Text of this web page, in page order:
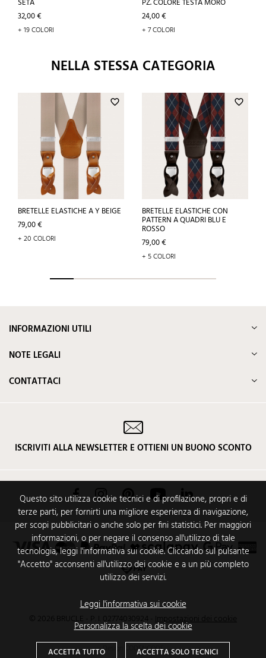
Prezzo
32,00 €
+ 19 COLORI
Prezzo
24,00 €
+ 7 COLORI
NELLA STESSA CATEGORIA
favorite_border
BRETELLE ELASTICHE A Y BEIGE
Prezzo
79,00 €
+ 20 COLORI
favorite_border
BRETELLE ELASTICHE CON
PATTERN A QUADRI BLU E
ROSSO
Prezzo
79,00 €
+ 5 COLORI
Questo sito utilizza cookie tecnici e di profilazione, propri e di
terze parti, per fornirti una migliore esperienza di navigazione,
per scopi pubblicitari o anche solo per fini statistici. Per maggiori
informazioni, o per negare il consenso all'utilizzo di tale
tecnologia, leggi l'informativa sui cookie. Cliccando sul pulsante
"Accetto" acconsenti all'utilizzo dei cookie e a un più completo
utilizzo dei servizi.
Leggi l'informativa sui cookie
Personalizza la scelta dei cookie
ACCETTA TUTTO ACCETTA SOLO TECNICI
INFORMAZIONI UTILI
NOTE LEGALI
CONTATTACI
ISCRIVITI ALLA NEWSLETTER E OTTIENI UN BUONO SCONTO
FacebookInstagramPinterest YouTube
© 2026 BRUCLE - P. I. 02774030924 Impostazioni dei cookie
Design CODENCODE